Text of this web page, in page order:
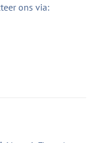
ons via: